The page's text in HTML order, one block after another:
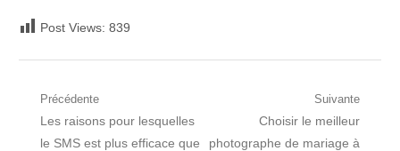
Post Views: 839
Navigation
Précédente
Post
précédent:
Les raisons pour lesquelles
le SMS est plus efficace que
Suivante
Prochain
article:
Choisir le meilleur
photographe de mariage à